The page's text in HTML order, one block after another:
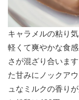
キャラメルの粘り
軽くて爽やかな食
さが混ざり合いま
た甘みにノックア
ュなミルクの香り